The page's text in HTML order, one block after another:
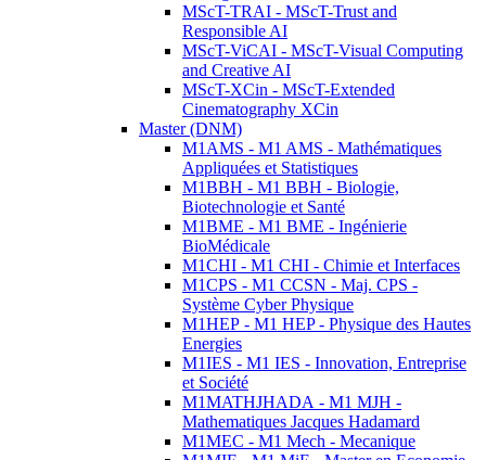
MScT-TRAI - MScT-Trust and
Responsible AI
MScT-ViCAI - MScT-Visual Computing
and Creative AI
MScT-XCin - MScT-Extended
Cinematography XCin
Master (DNM)
M1AMS - M1 AMS - Mathématiques
Appliquées et Statistiques
M1BBH - M1 BBH - Biologie,
Biotechnologie et Santé
M1BME - M1 BME - Ingénierie
BioMédicale
M1CHI - M1 CHI - Chimie et Interfaces
M1CPS - M1 CCSN - Maj. CPS -
Système Cyber Physique
M1HEP - M1 HEP - Physique des Hautes
Energies
M1IES - M1 IES - Innovation, Entreprise
et Société
M1MATHJHADA - M1 MJH -
Mathematiques Jacques Hadamard
M1MEC - M1 Mech - Mecanique